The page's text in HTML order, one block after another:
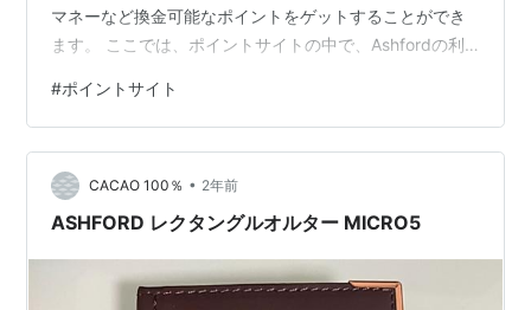
マネーなど換金可能なポイントをゲットすることができ
ます。 ここでは、ポイントサイトの中で、Ashfordの利
るのか比較・検討してみました。 Ashfordのポイントサ
イト別のポイント付与率を比較してみた ポイントサイト
名 ポイント還元率 当ブログ特典 楽天リーベイツ
（Rebates） +3.0% 600円相当のポイント ハピタス
（hapitas） － 2,000円相当のポイント …
#ポイントサイト
CACAO 100％ • 2年前
ASHFORD レクタングルオルター MICRO5